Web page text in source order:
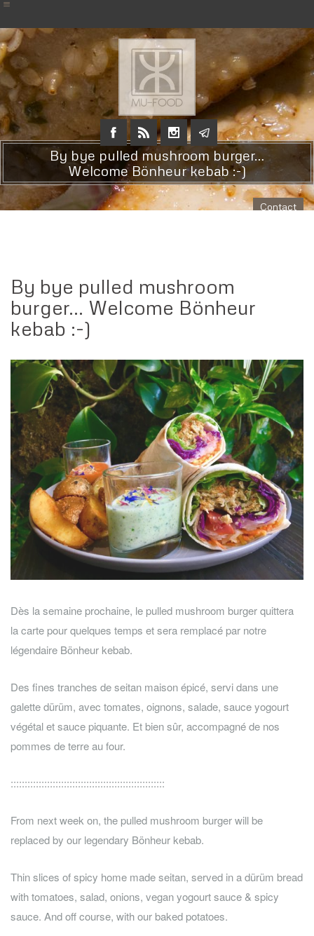
By bye pulled mushroom burger…
Welcome Bönheur kebab :-)
Contact
By bye pulled mushroom
burger… Welcome Bönheur
kebab :-)
Dès la semaine prochaine, le pulled mushroom burger quittera
la carte pour quelques temps et sera remplacé par notre
légendaire Bönheur kebab.
Des fines tranches de seitan maison épicé, servi dans une
galette dürüm, avec tomates, oignons, salade, sauce yogourt
végétal et sauce piquante. Et bien sûr, accompagné de nos
pommes de terre au four.
:::::::::::::::::::::::::::::::::::::::::::::::::::::::
From next week on, the pulled mushroom burger will be
replaced by our legendary Bönheur kebab.
Thin slices of spicy home made seitan, served in a dürüm bread
with tomatoes, salad, onions, vegan yogourt sauce & spicy
sauce. And off course, with our baked potatoes.